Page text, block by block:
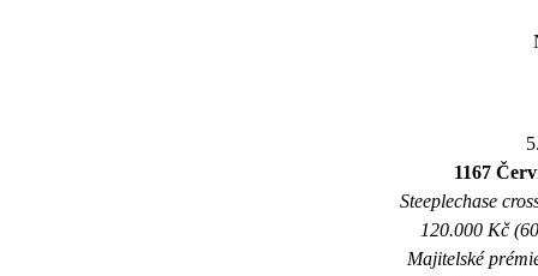
1167
Steeplechase
120.000 Kč
Majitelské